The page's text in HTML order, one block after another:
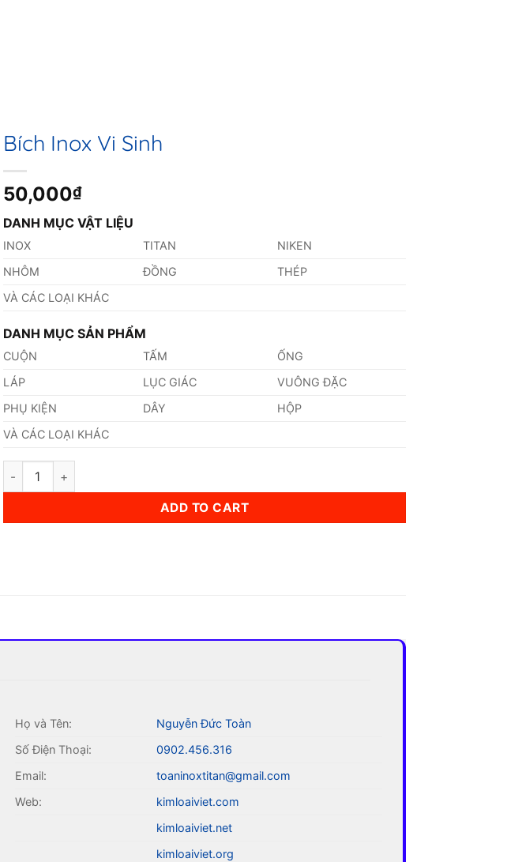
Bích Inox Vi Sinh
50,000₫
DANH MỤC VẬT LIỆU
INOX TITAN
NIKEN
NHÔM
ĐỒNG
THÉP
VÀ CÁC LOẠI KHÁC
DANH MỤC SẢN PHẨM
CUỘN TẤM
ỐNG
LÁP
LỤC GIÁC
VUÔNG ĐẶC
PHỤ KIỆN
DÂY
HỘP
VÀ CÁC LOẠI KHÁC
Bích Inox Vi Sinh quantity
ADD TO CART
Họ và Tên:
Nguyễn Đức Toàn
Số Điện Thoại:
0902.456.316
Email:
toaninoxtitan@gmail.com
Web:
kimloaiviet.com
kimloaiviet.net
kimloaiviet.org